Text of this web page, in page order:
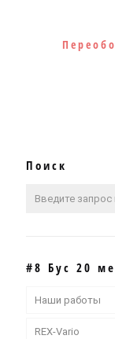
Поиск
#8 Бус 20
Наши работы
REX-Vario